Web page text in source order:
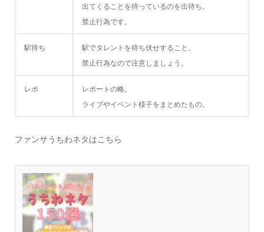
出てくることを待っているのを出待ち。
禁止行為です。
駅待ち
駅でタレントを待ち伏せすること。
禁止行為なので注意しましょう。
レポ
レポートの略。
ライブやイベント様子をまとめたもの。
ファンサうちわネタはこちら